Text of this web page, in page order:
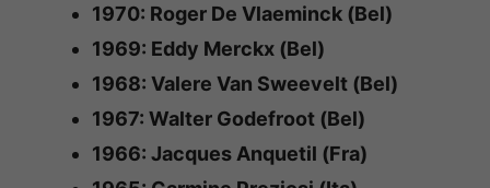
1970: Roger De Vlaeminck (Bel)
1969: Eddy Merckx (Bel)
1968: Valere Van Sweevelt (Bel)
1967: Walter Godefroot (Bel)
1966: Jacques Anquetil (Fra)